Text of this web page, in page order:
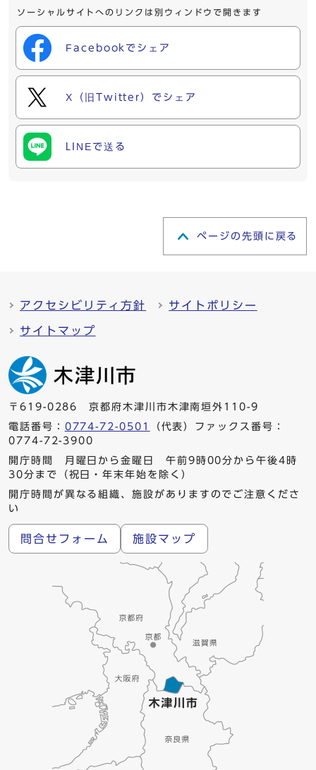
ソーシャルサイトへのリンクは別ウィンドウで開きます
Facebookでシェア
X（旧Twitter）でシェア
LINEで送る
ページの先頭に戻る
アクセシビリティ方針 サイトポリシー
サイトマップ
〒619-0286 京都府木津川市木津南垣外110-9
電話番号： 0774-72-0501
（代表）ファックス番号：
0774-72-3900
開庁時間 月曜日から金曜日 午前9時00分から午後4時
30分まで（祝日・年末年始を除く）
開庁時間が異なる組織、施設がありますのでご注意くださ
い
問合せフォーム 施設マップ